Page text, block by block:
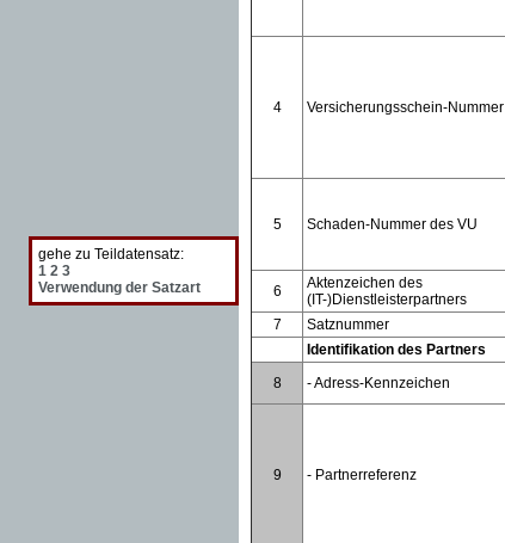
gehe zu Teildatensatz:
1 2 3
Verwendung der Satzart
4 Versicherungsschein-Nummer
5 Schaden-Nummer des VU
6
Aktenzeichen des
(IT-)Dienstleisterpartners
7
Satznummer
Identifikation des Partners
8
- Adress-Kennzeichen
9 - Partnerreferenz